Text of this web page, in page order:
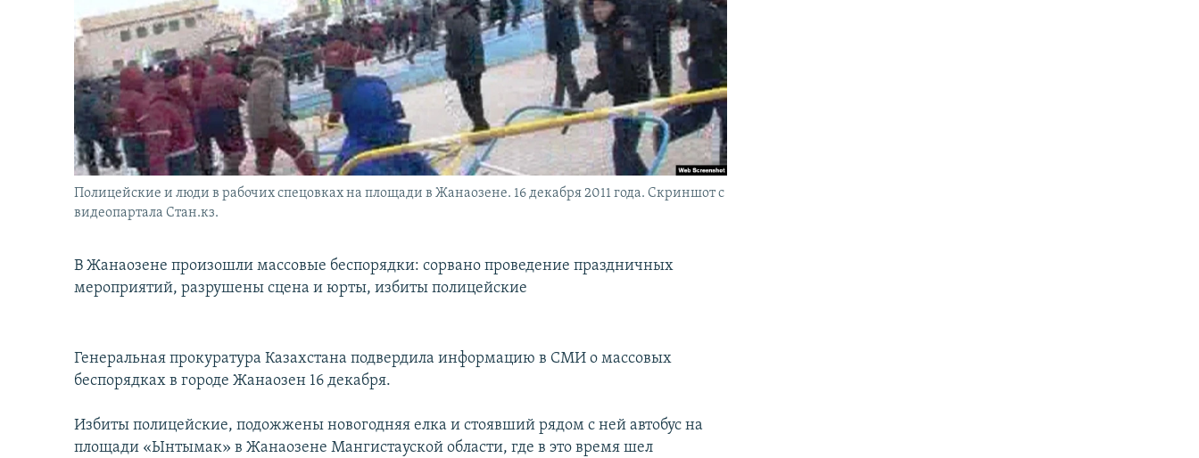
KARIKATURA
İSLAM VƏ DEMOKRATIYA
İZ - MƏDƏNIYYƏT PROQRAMI
PEŞƏ ETIKASI VƏ JURNALISTIKA
STANDARTLARIMIZ
MATERIALLARIMIZDAN ISTIFADƏ
AZADLIQRADIOSU MOBIL TELEFONUNUZDA
BIZIMLƏ ƏLAQƏ
Полицейские и люди в рабочих спецовках на площади в Жанаозене. 16 декабря 2011 года. Скриншот с
видеопартала Стан.кз.
В Жанаозене произошли массовые беспорядки: сорвано проведение праздничных
мероприятий, разрушены сцена и юрты, избиты полицейские
Генеральная прокуратура Казахстана подвердила информацию в СМИ о массовых
беспорядках в городе Жанаозен 16 декабря.
Избиты полицейские, подожжены новогодняя елка и стоявший рядом с ней автобус на
площади «Ынтымак» в Жанаозене Мангистауской области, где в это время шел